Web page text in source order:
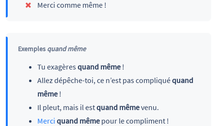
Merci comme même !
Exemples quand même
Tu exagères quand même !
Allez dépêche-toi, ce n’est pas compliquéquand
même!
Il pleut, mais il estquand mêmevenu.
Merci quand mêmepour le compliment !